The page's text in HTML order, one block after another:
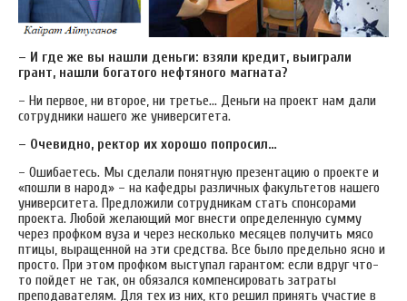
– И где же вы нашли деньги: взяли кредит, выиграли
грант, нашли богатого нефтяного магната?
– Ни первое, ни второе, ни третье... Деньги на проект нам дали
сотрудники нашего же университета.
– Очевидно, ректор их хорошо попросил…
– Ошибаетесь. Мы сделали понятную презентацию о проекте и
«пошли в народ» – на кафедры различных факультетов нашего
университета. Предложили сотрудникам стать спонсорами
проекта. Любой желающий мог внести определенную сумму
через профком вуза и через несколько месяцев получить мясо
птицы, выращенной на эти средства. Все было предельно ясно и
просто. При этом профком выступал гарантом: если вдруг что-
то пойдет не так, он обязался компенсировать затраты
преподавателям. Для тех из них, кто решил принять участие в